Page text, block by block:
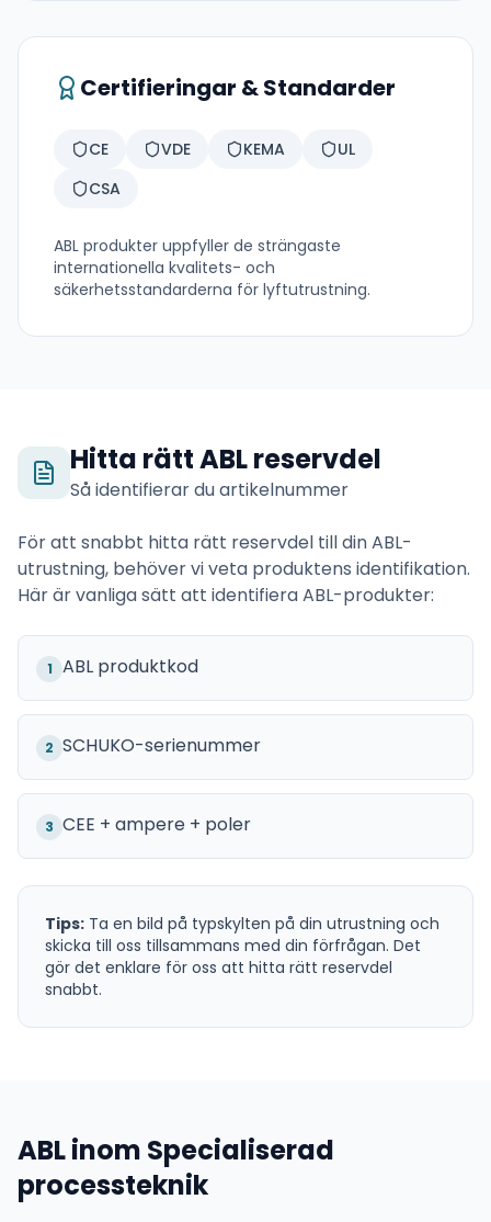
Certifieringar & Standarder
CE VDE KEMA
UL
CSA
ABL produkter uppfyller de strängaste
internationella kvalitets- och
säkerhetsstandarderna för lyftutrustning.
Hitta rättABLreservdel
Så identifierar du artikelnummer
För att snabbt hitta rätt reservdel till dinABL-
utrustning, behöver vi veta produktens identifikation.
Här är vanliga sätt att identifieraABL-produkter:
1 ABL produktkod
2 SCHUKO-serienummer
3 CEE + ampere + poler
Tips: Ta en bild på typskylten på din utrustning och
skicka till oss tillsammans med din förfrågan. Det
gör det enklare för oss att hitta rätt reservdel
snabbt.
ABLinom Specialiserad
processteknik